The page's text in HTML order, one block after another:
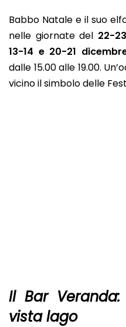
Babbo Natale e il suo
nelle giornate del 22-
13-14 e 20-21
dalle 15.00 alle 19.00.
vicino il simbolo delle
Il Bar
vista lago